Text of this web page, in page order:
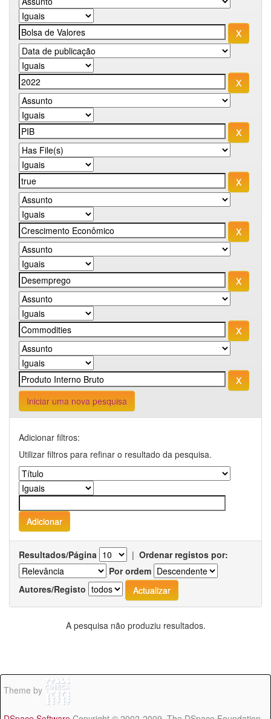
Iniciar uma nova pesquisa
Adicionar filtros:
Utilizar filtros para refinar o resultado da pesquisa.
Resultados/Página | Ordenar registos por:
Por ordem
Autores/Registo
A pesquisa não produziu resultados.
Theme by